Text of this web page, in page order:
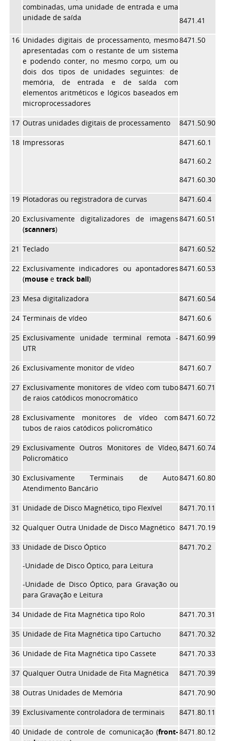
combinadas, uma unidade de entrada e uma
unidade de saída
8471.41
16 Unidades digitais de processamento, mesmo
apresentadas com o restante de um sistema
e podendo conter, no mesmo corpo, um ou
dois dos tipos de unidades seguintes: de
memória, de entrada e de saída com
elementos aritméticos e lógicos baseados em
microprocessadores
8471.50
17 Outras unidades digitais de processamento 8471.50.90
18 Impressoras
8471.60.1
8471.60.2
8471.60.30
19 Plotadoras ou registradora de curvas 8471.60.4
20 Exclusivamente digitalizadores de imagens
(scanners)
8471.60.51
21 Teclado 8471.60.52
22 Exclusivamente indicadores ou apontadores
(mouse e track ball)
8471.60.53
23 Mesa digitalizadora 8471.60.54
24 Terminais de vídeo 8471.60.6
25 Exclusivamente unidade terminal remota -
UTR
8471.60.99
26 Exclusivamente monitor de vídeo 8471.60.7
27 Exclusivamente monitores de vídeo com tubo
de raios catódicos monocromático
8471.60.71
28 Exclusivamente monitores de vídeo com
tubos de raios catódicos policromático
8471.60.72
29 Exclusivamente Outros Monitores de Vídeo,
Policromático
8471.60.74
30 Exclusivamente Terminais de Auto
Atendimento Bancário
8471.60.80
31 Unidade de Disco Magnético, tipo Flexível 8471.70.11
32 Qualquer Outra Unidade de Disco Magnético 8471.70.19
33 Unidade de Disco Óptico
-Unidade de Disco Óptico, para Leitura
-Unidade de Disco Óptico, para Gravação ou
para Gravação e Leitura
8471.70.2
34 Unidade de Fita Magnética tipo Rolo 8471.70.31
35 Unidade de Fita Magnética tipo Cartucho 8471.70.32
36 Unidade de Fita Magnética tipo Cassete 8471.70.33
37 Qualquer Outra Unidade de Fita Magnética 8471.70.39
38 Outras Unidades de Memória 8471.70.90
39 Exclusivamente controladora de terminais 8471.80.11
40 Unidade de controle de comunicação (front-8471.80.12